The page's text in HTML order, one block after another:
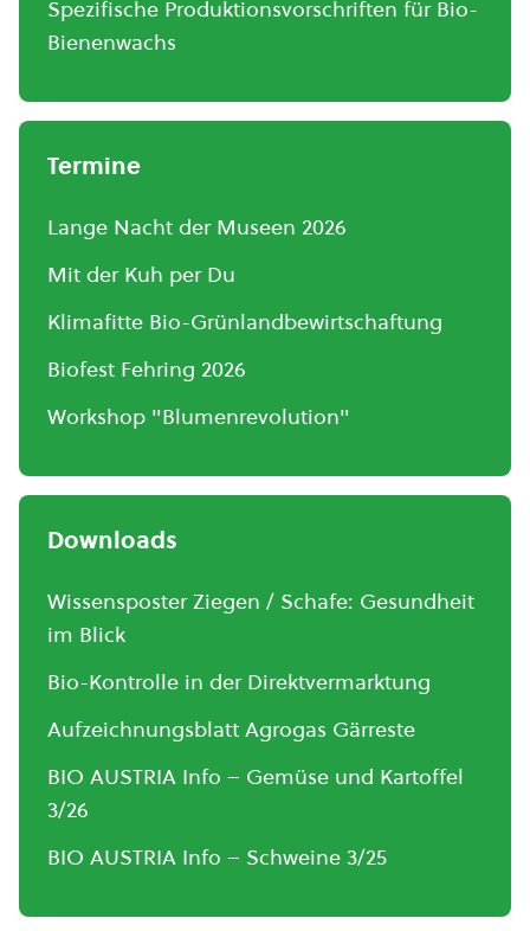
Spezifische Produktionsvorschriften für Bio-
Bienenwachs
Termine
Lange Nacht der Museen 2026
Mit der Kuh per Du
Klimafitte Bio-Grünlandbewirtschaftung
Biofest Fehring 2026
Workshop "Blumenrevolution"
Downloads
Wissensposter Ziegen / Schafe: Gesundheit
im Blick
Bio-Kontrolle in der Direktvermarktung
Aufzeichnungsblatt Agrogas Gärreste
BIO AUSTRIA Info – Gemüse und Kartoffel
3/26
BIO AUSTRIA Info – Schweine 3/25